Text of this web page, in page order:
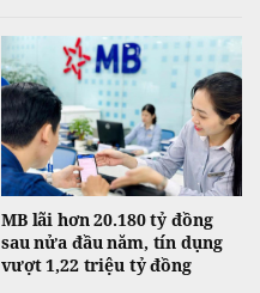
MB lãi hơn 20.180 tỷ đồng
sau nửa đầu năm, tín dụng
vượt 1,22 triệu tỷ đồng